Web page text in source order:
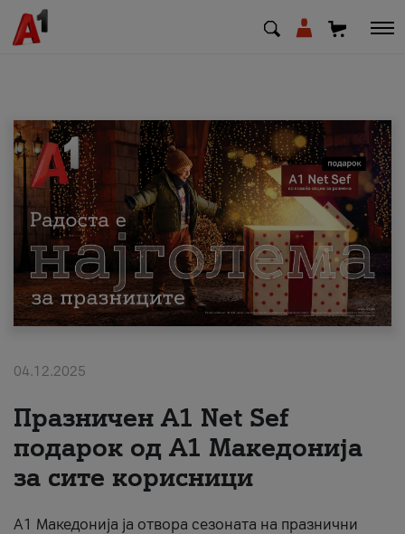
МК EN SQ
Приватни Деловни
Поддршка
Надополни кредит
За нас
#ПодобарОнлајн
04.12.2025
Празничен A1 Net Sеf
подарок од А1 Македонија
за сите корисници
А1 Македонија ја отвора сезоната на празнични